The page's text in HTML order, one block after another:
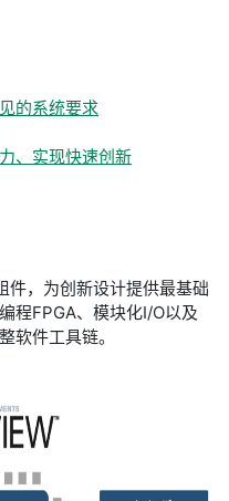
的系统要求
、实现快速创新
件，为创新设计提供最基础
程FPGA、模块化I/O以及
软件工具链。